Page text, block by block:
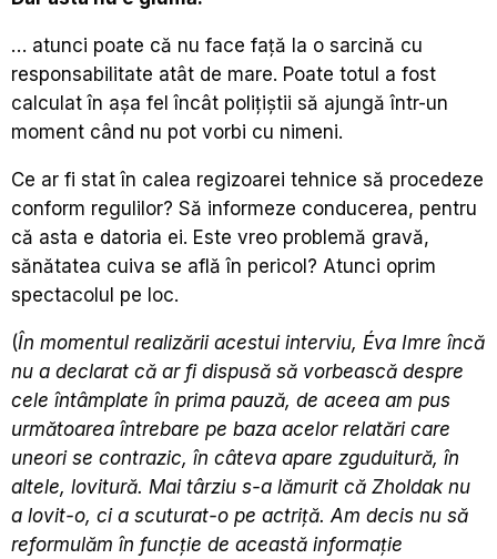
… atunci poate că nu face față la o sarcină cu
responsabilitate atât de mare. Poate totul a fost
calculat în așa fel încât polițiștii să ajungă într-un
moment când nu pot vorbi cu nimeni.
Ce ar fi stat în calea regizoarei tehnice să procedeze
conform regulilor? Să informeze conducerea, pentru
că asta e datoria ei. Este vreo problemă gravă,
sănătatea cuiva se află în pericol? Atunci oprim
spectacolul pe loc.
(În momentul realizării acestui interviu, Éva Imre încă
nu a declarat că ar fi dispusă să vorbească despre
cele întâmplate în prima pauză, de aceea am pus
următoarea întrebare pe baza acelor relatări care
uneori se contrazic, în câteva apare zguduitură, în
altele, lovitură. Mai târziu s-a lămurit că Zholdak nu
a lovit-o, ci a scuturat-o pe actriță. Am decis nu să
reformulăm în funcție de această informație